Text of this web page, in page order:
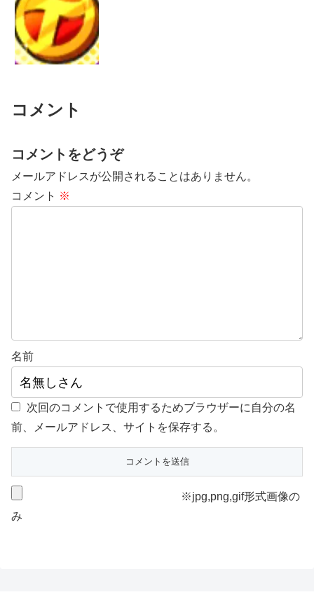
コメント
コメントをどうぞ
メールアドレスが公開されることはありません。
コメント ※
名前
次回のコメントで使用するためブラウザーに自分の名
前、メールアドレス、サイトを保存する。
※jpg,png,gif形式画像の
み